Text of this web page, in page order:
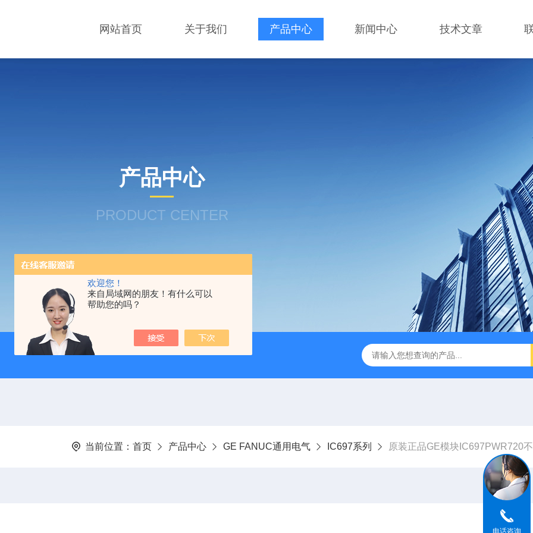
欢迎您！
来自局域网的朋友！有什么可以
帮助您的吗？
网站首页 关于我们 产品中心 新闻中心 技术文章
产品中心
PRODUCT CENTER
当前位置： 首页 产品中心 GE FANUC通用电气 IC697系列 原装正品GE模块IC697PWR720
电话咨询